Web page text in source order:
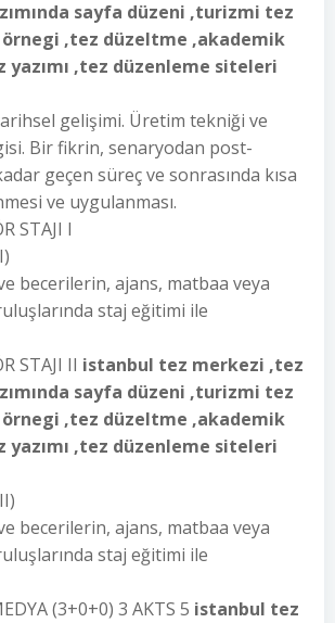
sayfa düzeni ,turizmi tez
örnegi ,tez düzeltme ,akademik
,tez düzenleme siteleri
gelişimi. Üretim tekniği ve
Bir fikrin, senaryodan post-
geçen süreç ve sonrasında kısa
ve uygulanması.
STAJI I
becerilerin, ajans, matbaa veya
staj eğitimi ile
STAJI II istanbul tez merkezi ,tez
sayfa düzeni ,turizmi tez
örnegi ,tez düzeltme ,akademik
,tez düzenleme siteleri
becerilerin, ajans, matbaa veya
staj eğitimi ile
(3+0+0) 3 AKTS 5 istanbul tez